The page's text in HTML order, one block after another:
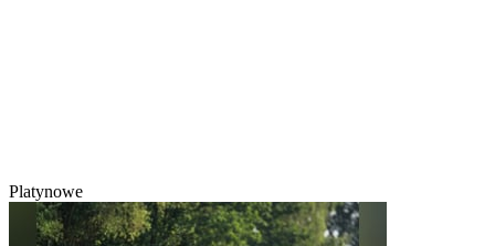
Platynowe